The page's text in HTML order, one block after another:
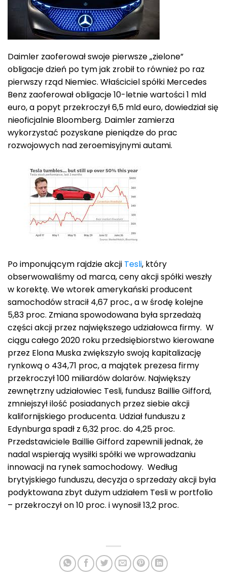
Daimler zaoferował swoje pierwsze „zielone”
obligacje dzień po tym jak zrobił to również po raz
pierwszy rząd Niemiec. Właściciel spółki Mercedes
Benz zaoferował obligacje 10-letnie wartości 1 mld
euro, a popyt przekroczył 6,5 mld euro, dowiedział się
nieoficjalnie Bloomberg. Daimler zamierza
wykorzystać pozyskane pieniądze do prac
rozwojowych nad zeroemisyjnymi autami.
Po imponującym rajdzie akcji Tesli, który
obserwowaliśmy od marca, ceny akcji spółki weszły
w korektę. We wtorek amerykański producent
samochodów stracił 4,67 proc., a w środę kolejne
5,83 proc. Zmiana spowodowana była sprzedażą
części akcji przez największego udziałowca firmy. W
ciągu całego 2020 roku przedsiębiorstwo kierowane
przez Elona Muska zwiększyło swoją kapitalizację
rynkową o 434,71 proc, a majątek prezesa firmy
przekroczył 100 miliardów dolarów. Największy
zewnętrzny udziałowiec Tesli, fundusz Baillie Gifford,
zmniejszył ilość posiadanych przez siebie akcji
kalifornijskiego producenta. Udział funduszu z
Edynburga spadł z 6,32 proc. do 4,25 proc.
Przedstawiciele Baillie Gifford zapewnili jednak, że
nadal wspierają wysiłki spółki we wprowadzaniu
innowacji na rynek samochodowy. Według
brytyjskiego funduszu, decyzja o sprzedaży akcji była
podyktowana zbyt dużym udziałem Tesli w portfolio
– przekroczył on 10 proc. i wynosił 13,2 proc.